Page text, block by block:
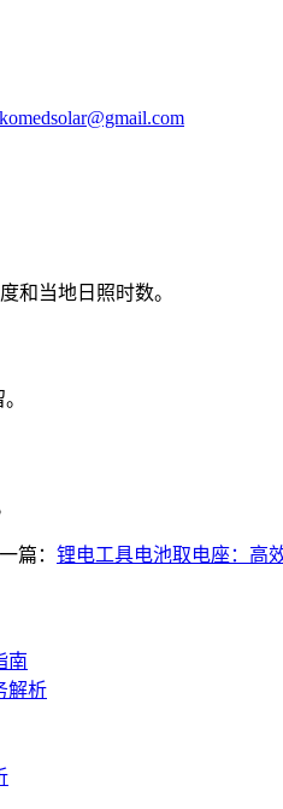
和当地日照时数。
篇： 锂电工具电池取电座：高
南
解析